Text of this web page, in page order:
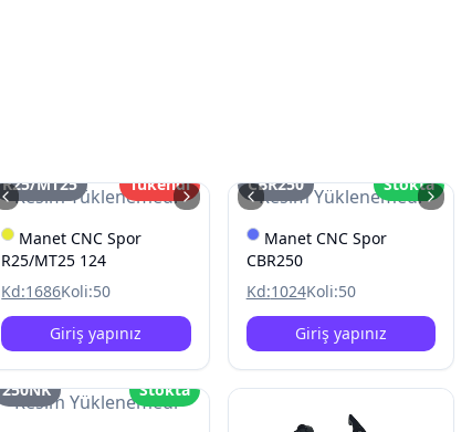
Resim Yüklenemedi
R25/MT25 Tükendi
Manet CNC Spor
R25/MT25 124
Kd:1686Koli:50
Giriş yapınız
Resim Yüklenemedi
CBR250 Stokta
Manet CNC Spor
CBR250
Kd:1024Koli:50
Giriş yapınız
Resim Yüklenemedi
250NK Stokta